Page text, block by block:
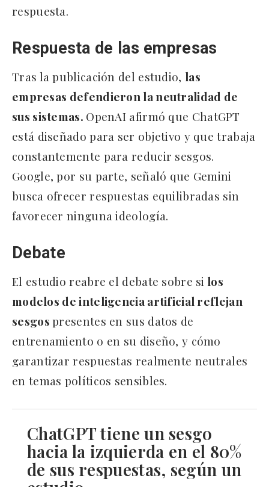
respuesta.
Respuesta de las empresas
Tras la publicación del estudio, las
empresas defendieron la neutralidad de
sus sistemas. OpenAI afirmó que ChatGPT
está diseñado para ser objetivo y que trabaja
constantemente para reducir sesgos.
Google, por su parte, señaló que Gemini
busca ofrecer respuestas equilibradas sin
favorecer ninguna ideología.
Debate
El estudio reabre el debate sobre si los
modelos de inteligencia artificial reflejan
sesgospresentes en sus datos de
entrenamiento o en su diseño, y cómo
garantizar respuestas realmente neutrales
en temas políticos sensibles.
ChatGPT tiene un sesgo
hacia la izquierda en el 80%
de sus respuestas, según un